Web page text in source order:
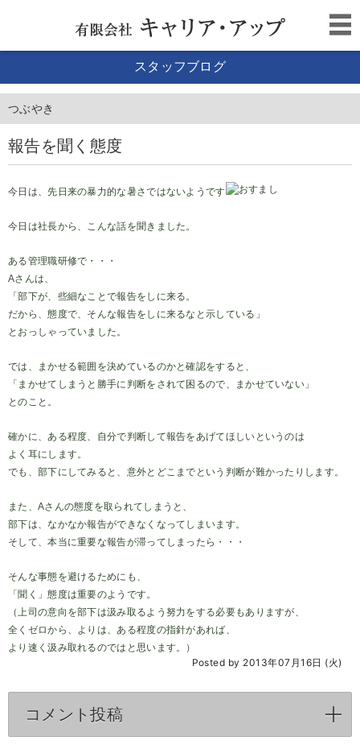
スタッフブログ
つぶやき
報告を聞く態度
今日は、先日来の暴力的な暑さではないようです
今日は社長から、こんな話を聞きました。
ある管理職研修で・・・
Aさんは、
「部下が、些細なことで報告をしに来る。
だから、態度で、そんな報告をしに来るなと示している」
とおっしゃっていました。
では、まかせる範囲を決めているのかと確認をすると、
「まかせてしまうと勝手に判断をされて困るので、まかせていない」
とのこと。
確かに、ある程度、自分で判断して報告をあげてほしいというのは
よく耳にします。
でも、部下にしてみると、意外とどこまでという判断が難かったりします。
また、Aさんの態度を取られてしまうと、
部下は、なかなか報告ができなくなってしまいます。
そして、本当に重要な報告が滞ってしまったら・・・
そんな事態を避けるためにも、
「聞く」態度は重要のようです。
（上司の意向を部下は汲み取るよう努力をする必要もありますが、
全くゼロから、よりは、ある程度の指針があれば、
より速く汲み取れるのではと思います。）
Posted by 2013年07月16日 (火)
コメント投稿